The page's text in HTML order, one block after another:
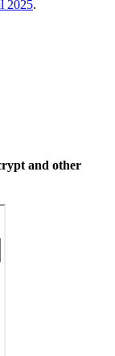
2025.
and other